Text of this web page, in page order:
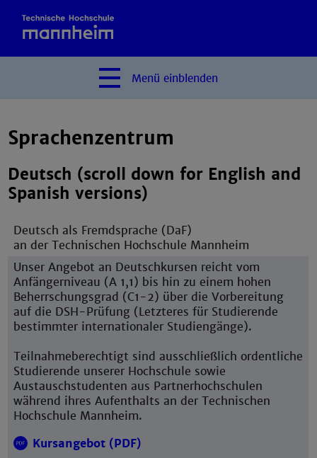
Menü einblenden
Sprachenzentrum
Deutsch (scroll down for English and
Spanish versions)
Deutsch als Fremdsprache (DaF)
an der Technischen Hochschule Mannheim
Unser Angebot an Deutschkursen reicht vom
Anfängerniveau (A 1,1) bis hin zu einem hohen
Beherrschungsgrad (C1-2) über die Vorbereitung
auf die DSH-Prüfung (Letzteres für Studierende
bestimmter internationaler Studiengänge).
Teilnahmeberechtigt sind ausschließlich ordentliche
Studierende unserer Hochschule sowie
Austauschstudenten aus Partnerhochschulen
während ihres Aufenthalts an der Technischen
Hochschule Mannheim.
Kursangebot (PDF)